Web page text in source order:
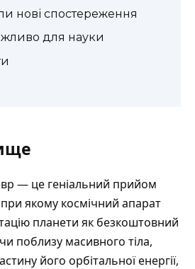
нові спостереження
для науки
— це геніальний прийом
при якому космічний апарат
планети як безкоштовний
поблизу масивного тіла,
його орбітальної енергії,